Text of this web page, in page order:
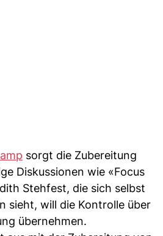
sorgt die Zubereitung
Diskussionen wie «Focus
Stehfest, die sich selbst
sieht, will die Kontrolle über
übernehmen.